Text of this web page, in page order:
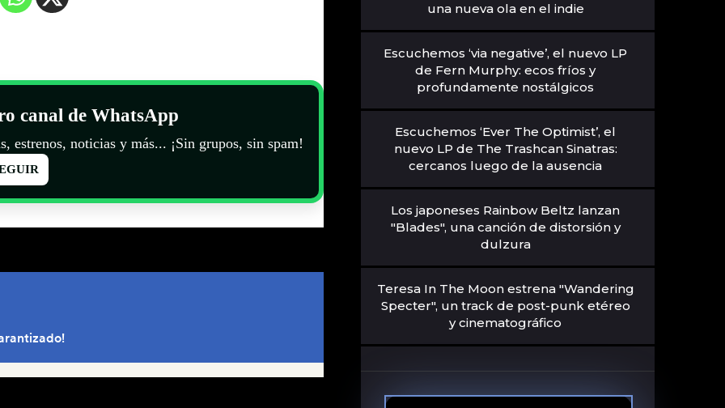
canal de WhatsApp
noticias y más... ¡Sin grupos, sin spam!
una nueva ola en el indie
Escuchemos ‘via negative’, el nuevo LP
de Fern Murphy: ecos fríos y
profundamente nostálgicos
Escuchemos ‘Ever The Optimist’, el
nuevo LP de The Trashcan Sinatras:
cercanos luego de la ausencia
Los japoneses Rainbow Beltz lanzan
"Blades", una canción de distorsión y
dulzura
Teresa In The Moon estrena "Wandering
Specter", un track de post-punk etéreo
y cinematográfico